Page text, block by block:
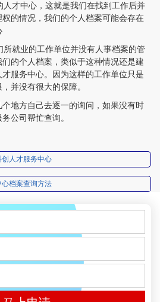
才中心，这就是我们在找到工作后并
的情况，我们的个人档案可能会存在
就业的工作单位并没有人事档案的管
的个人档案，类似于这种情况还是建
服务中心。因为这样的工作单位只是
并没有很大的保障。
方自己去逐一的询问，如果没有时
公司帮忙查询。
人才服务中心
档案查询方法
【申请成功】
【申请成功】
【申请成功】